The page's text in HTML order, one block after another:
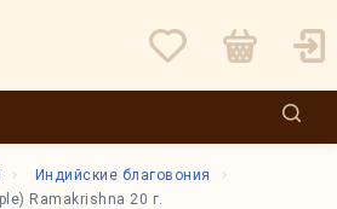
Индийские благовония
Ramakrishna 20 г.